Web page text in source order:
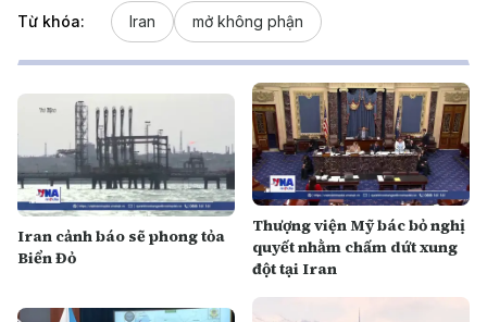
Từ khóa: Iran mở không phận
Iran cảnh báo sẽ phong tỏa
Biển Đỏ
Thượng viện Mỹ bác bỏ nghị
quyết nhằm chấm dứt xung
đột tại Iran